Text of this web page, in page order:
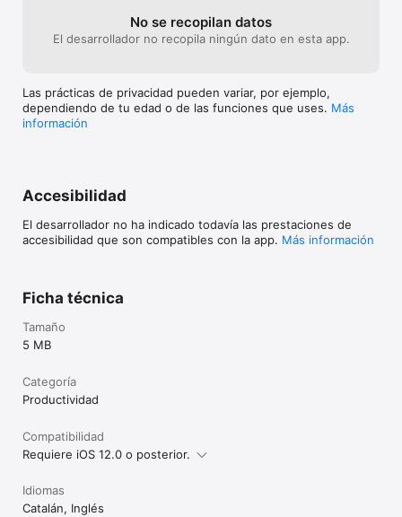
No se recopilan datos
El desarrollador no recopila ningún dato en esta app.
Las prácticas de privacidad pueden variar, por ejemplo,
dependiendo de tu edad o de las funciones que uses. Más
información
Accesibilidad
El desarrollador no ha indicado todavía las prestaciones de
accesibilidad que son compatibles con la app. Más información
Ficha técnica
Tamaño
5 MB
Categoría
Productividad
Compatibilidad
Requiere iOS 12.0 o posterior.
Idiomas
Catalán, Inglés